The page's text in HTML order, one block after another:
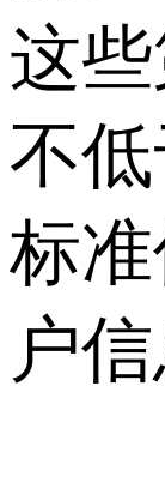
这
不
标
户信